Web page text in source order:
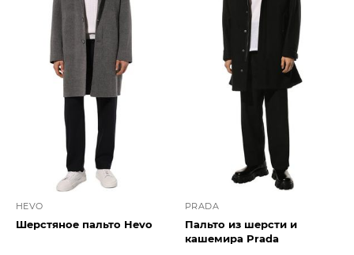
HEVO
Шерстяное пальто Hevo
PRADA
Пальто из шерсти и
кашемира Prada